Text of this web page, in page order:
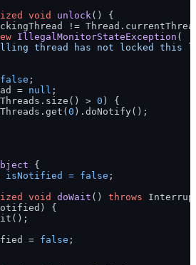
void unlock ()
{
!=
IllegalMonitorStateException (
thread has not locked this
false ;
=
null ;
> 0 ) {
0 ).doNotify();
{
isNotified = false ;
void doWait () throws
{
= false ;